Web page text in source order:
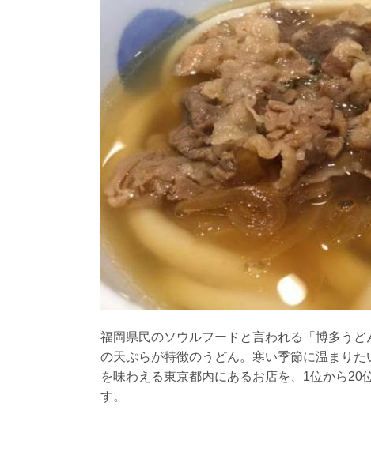
福岡県民のソウルフードと言われる「博多う
の天ぷらが特徴のうどん。寒い季節に温まり
を味わえる東京都内にあるお店を、1位から20
す。